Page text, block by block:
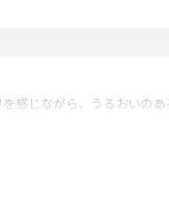
感じながら、うるおいのあ
ロン酸クロスポリマーNa、